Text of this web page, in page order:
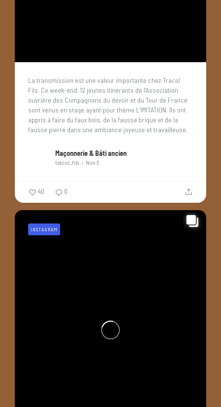
La transmission est une valeur importante chez Tracol
Fils. Ce week-end, 12 jeunes itinérants de l’Association
ouvrière des Compagnons du devoir et du Tour de France
sont venus en stage ayant pour thème L’IMITATION. Ils ont
appris à faire du faux bois, de la fausse brique et de la
fausse pierre dans une ambiance joyeuse et travailleuse.
Maçonnerie & Bâti ancien
tracol_fils Nov 3
40 0
INSTAGRAM